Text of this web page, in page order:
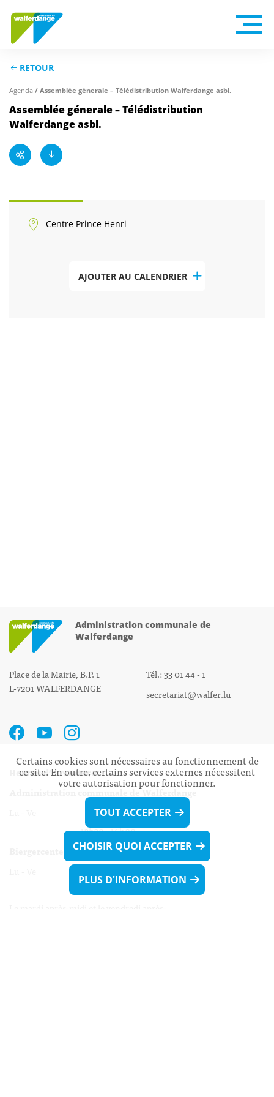
RETOUR
Agenda / Assemblée génerale – Télédistribution Walferdange asbl.
Assemblée génerale – Télédistribution
Walferdange asbl.
Centre Prince Henri
AJOUTER AU CALENDRIER
Administration communale de
Walferdange
Place de la Mairie, B.P. 1
L-7201 WALFERDANGE
Tél.: 33 01 44 - 1
secretariat@walfer.lu
Heures d’ouverture:
Administration communale de Walferdange
Lu - Ve 08h00 - 11h30
13h30 - 16h00
Lu - Ve 08h00 - 11h30
13h30 - 16h00
Certains cookies sont nécessaires au fonctionnement de
ce site. En outre, certains services externes nécessitent
votre autorisation pour fonctionner.
TOUT ACCEPTER
CHOISIR QUOI ACCEPTER
PLUS D'INFORMATION